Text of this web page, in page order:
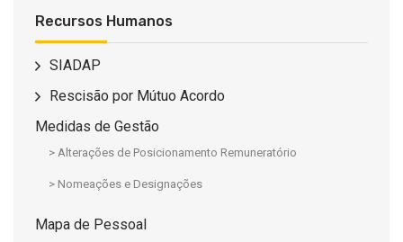
Recursos Humanos
SIADAP
Rescisão por Mútuo Acordo
Medidas de Gestão
> Alterações de Posicionamento Remuneratório
> Nomeações e Designações
Mapa de Pessoal